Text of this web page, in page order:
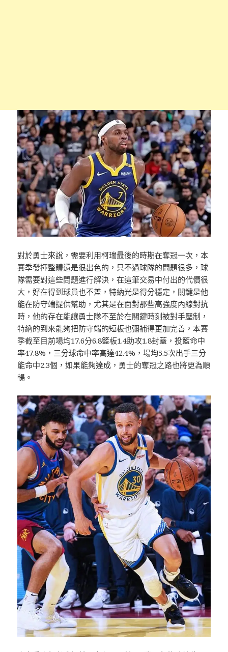
對於勇士來說，需要利用柯瑞最後的時期在奪冠一次，本
賽季發揮整體還是很出色的，只不過球隊的問題很多，球
隊需要對這些問題進行解決，在這筆交易中付出的代價很
大，好在得到球員也不差，特納光是得分穩定，關鍵是他
能在防守端提供幫助，尤其是在面對那些高強度內線對抗
時，他的存在能讓勇士隊不至於在關鍵時刻被對手壓制，
特納的到來能夠把防守端的短板也彌補得更加完善，本賽
季截至目前場均17.6分6.8籃板1.4助攻1.8封蓋，投籃命中
率47.8%，三分球命中率高達42.4%，場均5.5次出手三分
能命中2.3個，如果能夠達成，勇士的奪冠之路也將更為順
暢。